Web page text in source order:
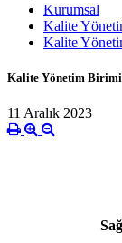
Kurumsal
Kalite
Kalite
Kalite Yönetim Birimi
11 Aralık 2023